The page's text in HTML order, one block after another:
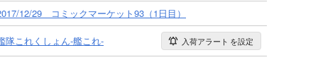
12/29 コミックマーケット93（1日目）
隊これくしょん-艦これ- 入荷アラート を設定